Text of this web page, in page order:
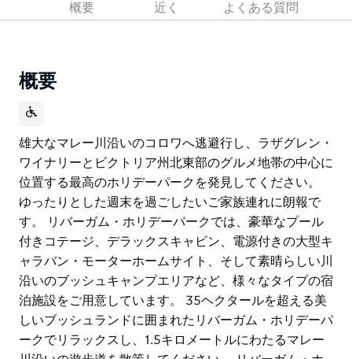
概要 近く よくある質問
概要
雄大なマレー川沿いのコロワへ逃避行し、ラザグレン・
ワイナリーとビクトリア州北東部のグルメ地帯の中心に
位置する最高のホリデーパークを発見してください。
ゆったりとした週末を過ごしたいご家族連れに朗報で
す。 リバーガム・ホリデーパークでは、豪華なプール
付きコテージ、デラックスキャビン、電源付きの大型キ
ャラバン・モーターホームサイト、そして素晴らしい川
沿いのブッシュキャンプエリアなど、様々なタイプの宿
泊施設をご用意しています。 35ヘクタールを超える美
しいブッシュランドに囲まれたリバーガム・ホリデーパ
ークでリラックスし、1.5キロメートルにわたるマレー